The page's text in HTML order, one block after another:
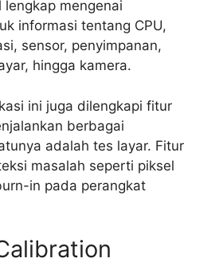
mengenai
informasi tentang CPU,
sensor, penyimpanan,
hingga kamera.
ini juga dilengkapi fitur
berbagai
adalah tes layar. Fitur
masalah seperti piksel
in pada perangkat